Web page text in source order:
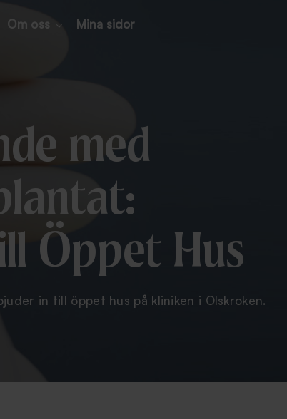
Om oss Mina sidor
med
Öppet Hus
in till öppet hus på kliniken i Olskroken.